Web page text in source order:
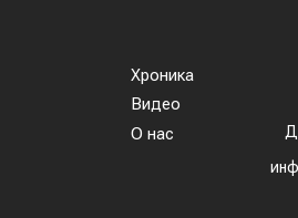
Хроника
Видео
О нас